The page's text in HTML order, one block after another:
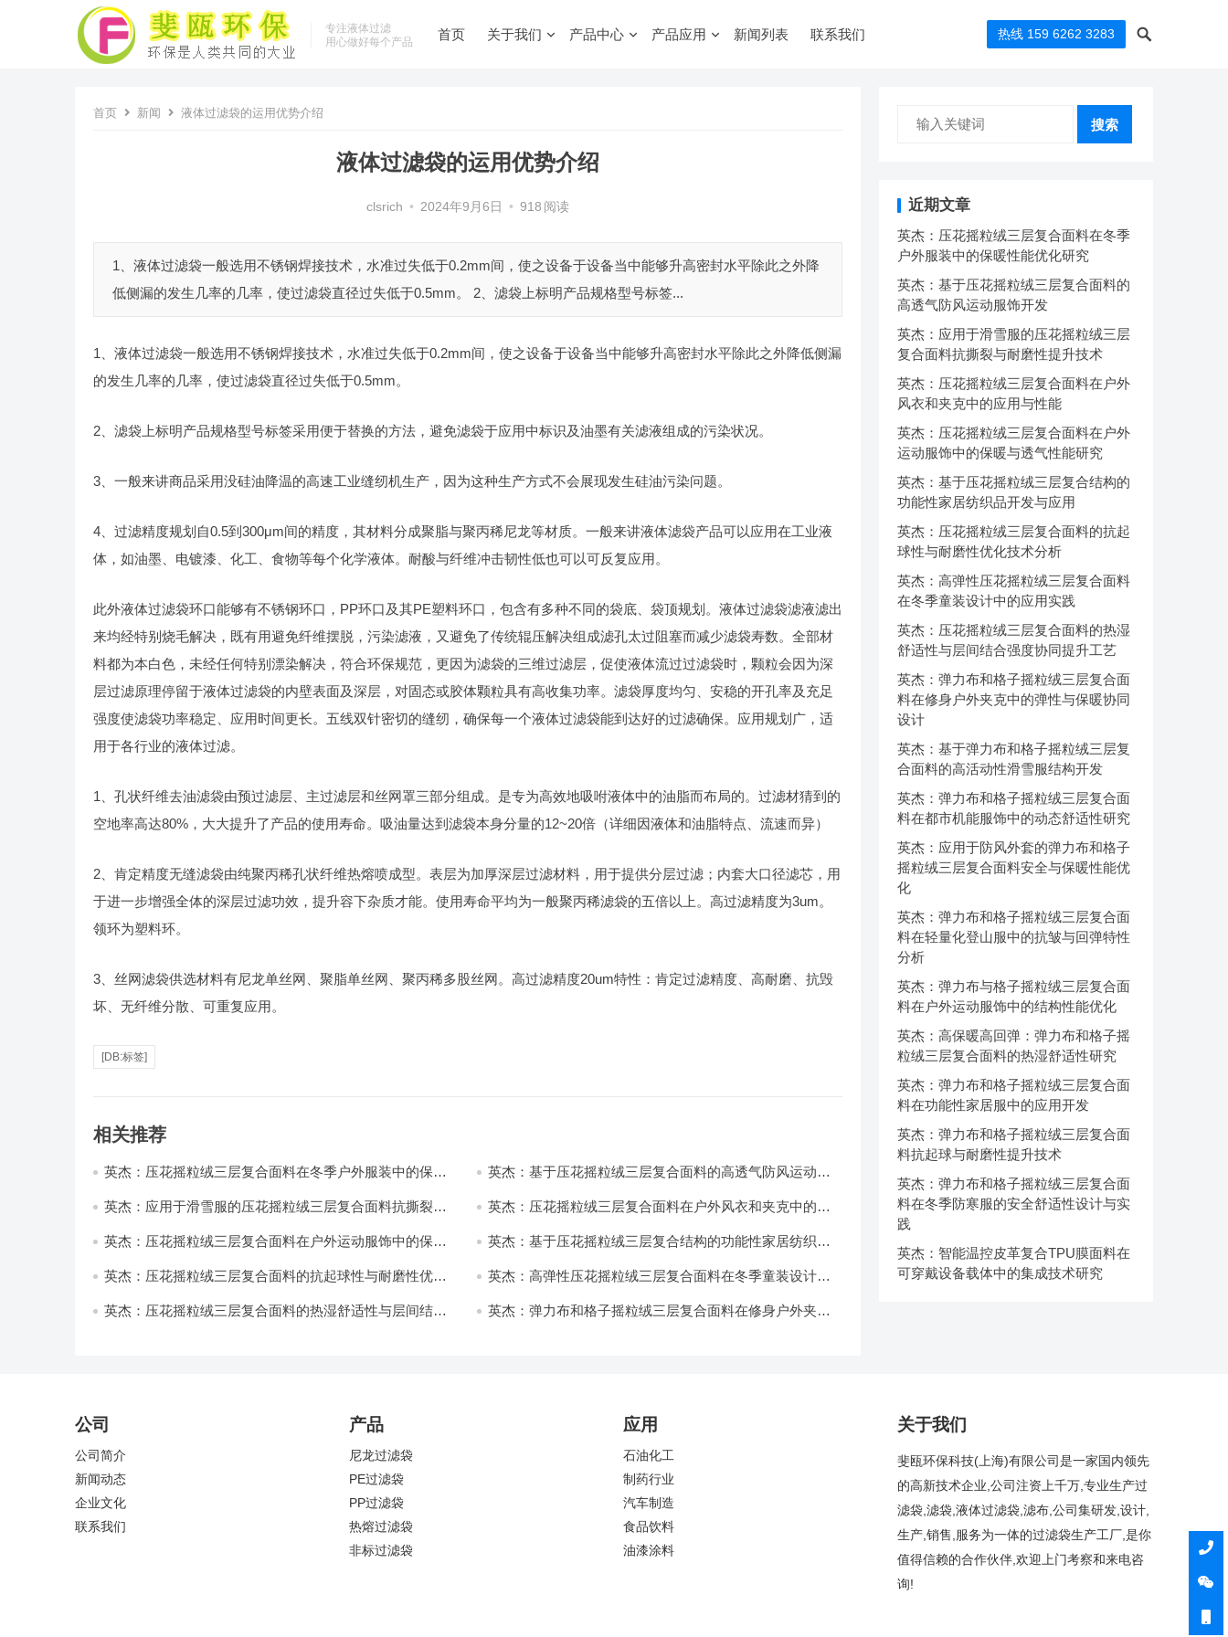
专注液体过滤
用心做好每个产品
首页 关于我们 产品中心 产品应用 新闻列表 联系我们 热线 159 6262 3283
首页 新闻 液体过滤袋的运用优势介绍
液体过滤袋的运用优势介绍
clsrich • 2024年9月6日 • 918 阅读
1、液体过滤袋一般选用不锈钢焊接技术，水准过失低于0.2mm间，使之设备于设备当中能够升高密封水平除此之外降
低侧漏的发生几率的几率，使过滤袋直径过失低于0.5mm。 2、滤袋上标明产品规格型号标签...
1、液体过滤袋一般选用不锈钢焊接技术，水准过失低于0.2mm间，使之设备于设备当中能够升高密封水平除此之外降低侧漏
的发生几率的几率，使过滤袋直径过失低于0.5mm。
2、滤袋上标明产品规格型号标签采用便于替换的方法，避免滤袋于应用中标识及油墨有关滤液组成的污染状况。
3、一般来讲商品采用没硅油降温的高速工业缝纫机生产，因为这种生产方式不会展现发生硅油污染问题。
4、过滤精度规划自0.5到300μm间的精度，其材料分成聚脂与聚丙稀尼龙等材质。一般来讲液体滤袋产品可以应用在工业液
体，如油墨、电镀漆、化工、食物等每个化学液体。耐酸与纤维冲击韧性低也可以可反复应用。
此外液体过滤袋环口能够有不锈钢环口，PP环口及其PE塑料环口，包含有多种不同的袋底、袋顶规划。液体过滤袋滤液滤出
来均经特别烧毛解决，既有用避免纤维摆脱，污染滤液，又避免了传统辊压解决组成滤孔太过阻塞而减少滤袋寿数。全部材
料都为本白色，未经任何特别漂染解决，符合环保规范，更因为滤袋的三维过滤层，促使液体流过过滤袋时，颗粒会因为深
层过滤原理停留于液体过滤袋的内壁表面及深层，对固态或胶体颗粒具有高收集功率。滤袋厚度均匀、安稳的开孔率及充足
强度使滤袋功率稳定、应用时间更长。五线双针密切的缝纫，确保每一个液体过滤袋能到达好的过滤确保。应用规划广，适
用于各行业的液体过滤。
1、孔状纤维去油滤袋由预过滤层、主过滤层和丝网罩三部分组成。是专为高效地吸咐液体中的油脂而布局的。过滤材猜到的
空地率高达80%，大大提升了产品的使用寿命。吸油量达到滤袋本身分量的12~20倍（详细因液体和油脂特点、流速而异）
2、肯定精度无缝滤袋由纯聚丙稀孔状纤维热熔喷成型。表层为加厚深层过滤材料，用于提供分层过滤；内套大口径滤芯，用
于进一步增强全体的深层过滤功效，提升容下杂质才能。使用寿命平均为一般聚丙稀滤袋的五倍以上。高过滤精度为3um。
领环为塑料环。
3、丝网滤袋供选材料有尼龙单丝网、聚脂单丝网、聚丙稀多股丝网。高过滤精度20um特性：肯定过滤精度、高耐磨、抗毁
坏、无纤维分散、可重复应用。
[DB:标签]
相关推荐
英杰：压花摇粒绒三层复合面料在冬季户外服装中的保暖
英杰：基于压花摇粒绒三层复合面料的高透气防风运动服
英杰：应用于滑雪服的压花摇粒绒三层复合面料抗撕裂与
英杰：压花摇粒绒三层复合面料在户外风衣和夹克中的应
英杰：压花摇粒绒三层复合面料在户外运动服饰中的保暖
英杰：基于压花摇粒绒三层复合结构的功能性家居纺织品
英杰：压花摇粒绒三层复合面料的抗起球性与耐磨性优化
英杰：高弹性压花摇粒绒三层复合面料在冬季童装设计中
英杰：压花摇粒绒三层复合面料的热湿舒适性与层间结合
英杰：弹力布和格子摇粒绒三层复合面料在修身户外夹克
搜索
近期文章
英杰：压花摇粒绒三层复合面料在冬季
户外服装中的保暖性能优化研究
英杰：基于压花摇粒绒三层复合面料的
高透气防风运动服饰开发
英杰：应用于滑雪服的压花摇粒绒三层
复合面料抗撕裂与耐磨性提升技术
英杰：压花摇粒绒三层复合面料在户外
风衣和夹克中的应用与性能
英杰：压花摇粒绒三层复合面料在户外
运动服饰中的保暖与透气性能研究
英杰：基于压花摇粒绒三层复合结构的
功能性家居纺织品开发与应用
英杰：压花摇粒绒三层复合面料的抗起
球性与耐磨性优化技术分析
英杰：高弹性压花摇粒绒三层复合面料
在冬季童装设计中的应用实践
英杰：压花摇粒绒三层复合面料的热湿
舒适性与层间结合强度协同提升工艺
英杰：弹力布和格子摇粒绒三层复合面
料在修身户外夹克中的弹性与保暖协同
设计
英杰：基于弹力布和格子摇粒绒三层复
合面料的高活动性滑雪服结构开发
英杰：弹力布和格子摇粒绒三层复合面
料在都市机能服饰中的动态舒适性研究
英杰：应用于防风外套的弹力布和格子
摇粒绒三层复合面料安全与保暖性能优
化
英杰：弹力布和格子摇粒绒三层复合面
料在轻量化登山服中的抗皱与回弹特性
分析
英杰：弹力布与格子摇粒绒三层复合面
料在户外运动服饰中的结构性能优化
英杰：高保暖高回弹：弹力布和格子摇
粒绒三层复合面料的热湿舒适性研究
英杰：弹力布和格子摇粒绒三层复合面
料在功能性家居服中的应用开发
英杰：弹力布和格子摇粒绒三层复合面
料抗起球与耐磨性提升技术
英杰：弹力布和格子摇粒绒三层复合面
料在冬季防寒服的安全舒适性设计与实
践
英杰：智能温控皮革复合TPU膜面料在
可穿戴设备载体中的集成技术研究
公司
公司简介
新闻动态
企业文化
联系我们
产品
尼龙过滤袋
PE过滤袋
PP过滤袋
热熔过滤袋
非标过滤袋
应用
石油化工
制药行业
汽车制造
食品饮料
油漆涂料
关于我们
斐瓯环保科技(上海)有限公司是一家国内领先
的高新技术企业,公司注资上千万,专业生产过
滤袋,滤袋,液体过滤袋,滤布,公司集研发,设计,
生产,销售,服务为一体的过滤袋生产工厂,是你
值得信赖的合作伙伴,欢迎上门考察和来电咨
询!